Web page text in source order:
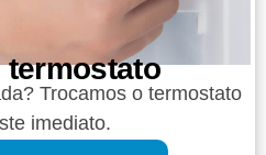
termostato
Trocamos o termostato
imediato.